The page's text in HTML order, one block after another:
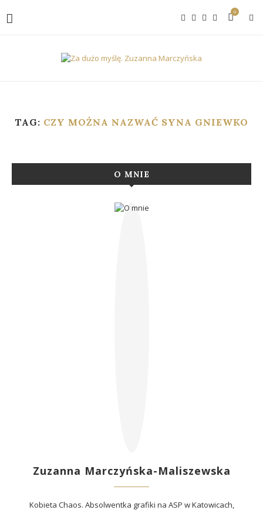
0
TAG: CZY MOŻNA NAZWAĆ SYNA GNIEWKO
O MNIE
Zuzanna Marczyńska-Maliszewska
Kobieta Chaos. Absolwentka grafiki na ASP w Katowicach,